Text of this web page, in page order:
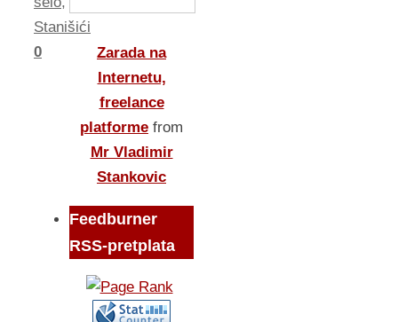
Stanišići
0
Zarada na
Internetu,
freelance
platforme from
Mr Vladimir
Stankovic
Feedburner
RSS-pretplata